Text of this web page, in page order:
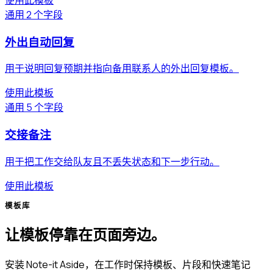
通用2 个字段
外出自动回复
用于说明回复预期并指向备用联系人的外出回复模板。
使用此模板
通用 5 个字段
交接备注
用于把工作交给队友且不丢失状态和下一步行动。
使用此模板
模板库
让模板停靠在页面旁边。
安装 Note-it Aside，在工作时保持模板、片段和快速笔记